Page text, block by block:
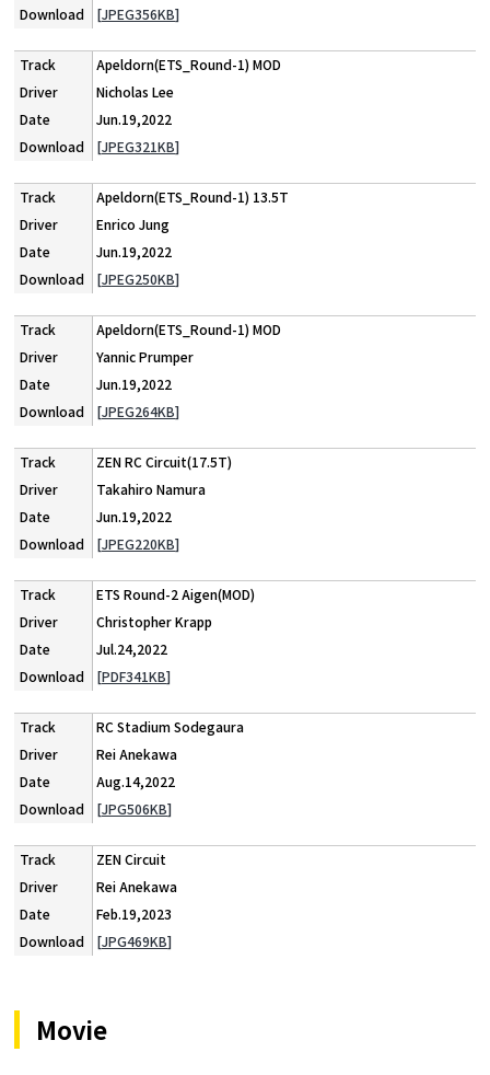
[JPEG356KB]
Apeldorn(ETS_Round-1) MOD
Nicholas Lee
Jun.19,2022
[JPEG321KB]
Apeldorn(ETS_Round-1) 13.5T
Enrico Jung
Jun.19,2022
[JPEG250KB]
Apeldorn(ETS_Round-1) MOD
Yannic Prumper
Jun.19,2022
[JPEG264KB]
ZEN RC Circuit(17.5T)
Takahiro Namura
Jun.19,2022
[JPEG220KB]
ETS Round-2 Aigen(MOD)
Christopher Krapp
Jul.24,2022
[PDF341KB]
RC Stadium Sodegaura
Rei Anekawa
Aug.14,2022
[JPG506KB]
ZEN Circuit
Rei Anekawa
Feb.19,2023
[JPG469KB]
Movie